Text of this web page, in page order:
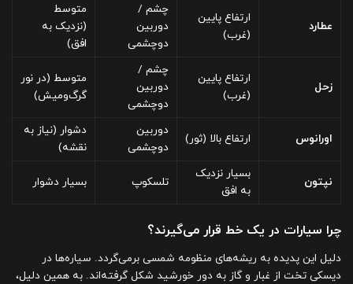
عطارد
ارتفاع پایین
(غرب)
چشم /
دوربین
دوچشمی
متوسط
(نزدیک به
افق)
زحل
ارتفاع پایین
(غرب)
چشم /
دوربین
دوچشمی
متوسط (در نور
گرگ‌ومیش)
اورانوس ارتفاع بالا (ثور)
دوربین
دوچشمی
دشوار (نیاز به
نقشه)
نپتون
بسیار نزدیک
به افق
تلسکوپ بسیار دشوار
چرا سیارات در یک خط قرار می‌گیرند؟
دلیل این پدیده به ریشه‌های منظومه شمسی برمی‌گردد. سیاره‌ها در
دیسکی تخت از غبار و گاز به دور خورشید شکل گرفته‌اند. به همین دلیل،